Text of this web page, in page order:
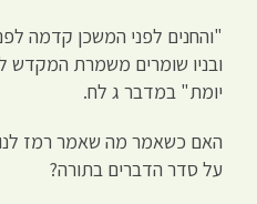
"והחנים לפני המשכן קדמה
ובניו שומרים משמרת המקדש
יומת" במדבר ג לח.
האם כשאמר מה שאמר רמז
על סדר הדברים בתורה?